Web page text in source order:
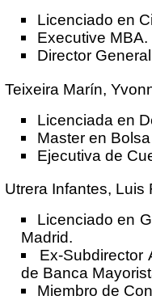
Licenciado en
Executive MBA.
Director
Teixeira Marín,
Licenciada en
Master en
Ejecutiva de
Utrera Infantes, Luis
Licenciado en
Madrid.
Ex-Subdirector
de Banca
Miembro de